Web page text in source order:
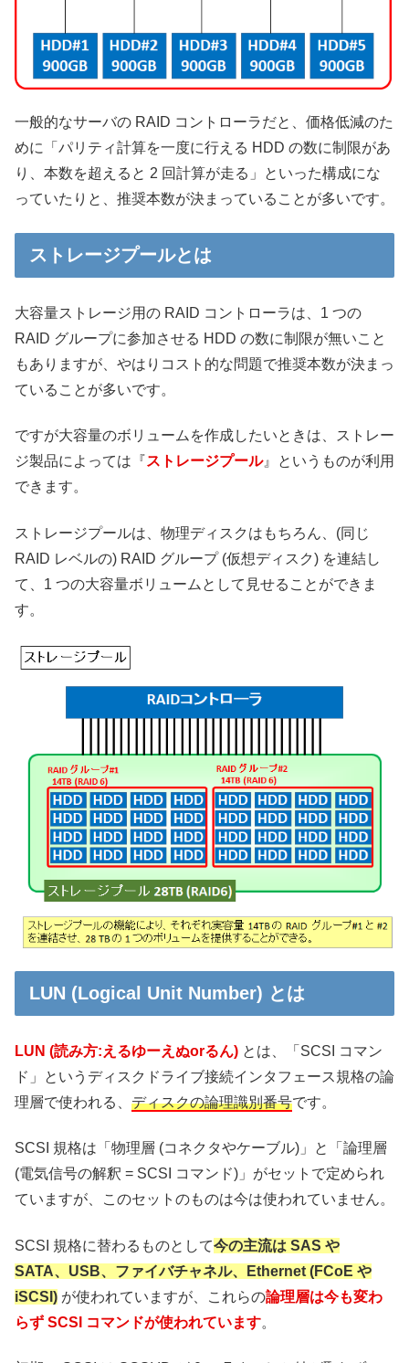
一般的なサーバの RAID コントローラだと、価格低減のた
めに「パリティ計算を一度に行える HDD の数に制限があ
り、本数を超えると 2 回計算が走る」といった構成にな
っていたりと、推奨本数が決まっていることが多いです。
ストレージプールとは
大容量ストレージ用の RAID コントローラは、1 つの
RAID グループに参加させる HDD の数に制限が無いこと
もありますが、やはりコスト的な問題で推奨本数が決まっ
ていることが多いです。
ですが大容量のボリュームを作成したいときは、ストレー
ジ製品によっては『ストレージプール』というものが利用
できます。
ストレージプールは、物理ディスクはもちろん、(同じ
RAID レベルの) RAID グループ (仮想ディスク) を連結し
て、1 つの大容量ボリュームとして見せることができま
す。
LUN (Logical Unit Number) とは
LUN (読み方:えるゆーえぬorるん) とは、「SCSI コマン
ド」というディスクドライブ接続インタフェース規格の論
理層で使われる、 ディスクの論理識別番号です。
SCSI 規格は「物理層 (コネクタやケーブル)」と「論理層
(電気信号の解釈 = SCSI コマンド)」がセットで定められ
ていますが、このセットのものは今は使われていません。
SCSI 規格に替わるものとして今の主流は SAS や
SATA、USB、ファイバチャネル、Ethernet (FCoE や
iSCSI) が使われていますが、これらの論理層は今も変わ
らず SCSI コマンドが使われています。